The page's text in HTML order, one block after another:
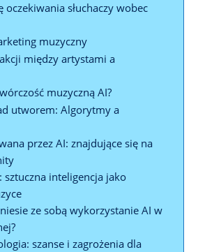
oczekiwania słuchaczy wobec
muzyczny
między artystami a
muzyczną AI?
utworem: Algorytmy a
przez AI: znajdujące się na
sztuczna inteligencja jako
ze sobą wykorzystanie AI w
szanse i zagrożenia dla